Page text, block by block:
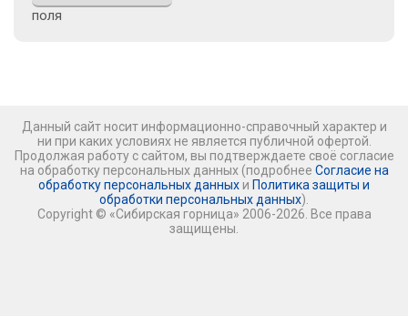
поля
Данный сайт носит информационно-справочный характер и
ни при каких условиях не является публичной офертой.
Продолжая работу с сайтом, вы подтверждаете своё согласие
на обработку персональных данных (подробнее Согласие на
обработку персональных данных и Политика защиты и
обработки персональных данных).
Copyright © «Сибирская горница» 2006-2026. Все права
защищены.